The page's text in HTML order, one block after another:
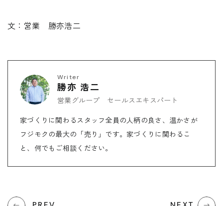
文：営業 勝亦浩二
Writer
勝亦 浩二
営業グループ セールスエキスパート
家づくりに関わるスタッフ全員の人柄の良さ、温かさが
フジモクの最大の「売り」です。家づくりに関わるこ
と、何でもご相談ください。